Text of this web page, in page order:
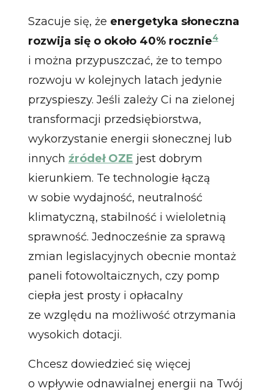
Szacuje się, że energetyka słoneczna
rozwija się o około 40% rocznie4
i można przypuszczać, że to tempo
rozwoju w kolejnych latach jedynie
przyspieszy. Jeśli zależy Ci na zielonej
transformacji przedsiębiorstwa,
wykorzystanie energii słonecznej lub
innych źródeł OZE jest dobrym
kierunkiem. Te technologie łączą
w sobie wydajność, neutralność
klimatyczną, stabilność i wieloletnią
sprawność. Jednocześnie za sprawą
zmian legislacyjnych obecnie montaż
paneli fotowoltaicznych, czy pomp
ciepła jest prosty i opłacalny
ze względu na możliwość otrzymania
wysokich dotacji.
Chcesz dowiedzieć się więcej
o wpływie odnawialnej energii na Twój